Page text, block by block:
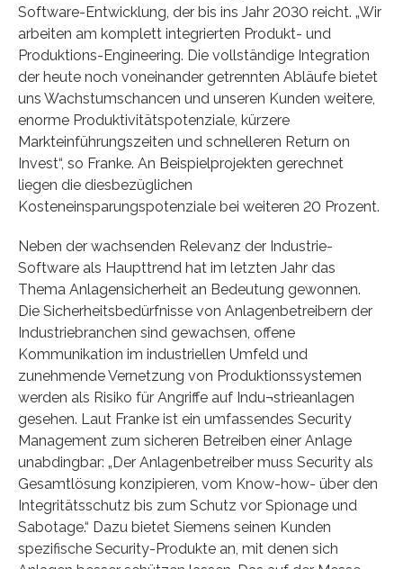
Software-Entwicklung, der bis ins Jahr 2030 reicht. „Wir
arbeiten am komplett integrierten Produkt- und
Produktions-Engineering. Die vollständige Integration
der heute noch voneinander getrennten Abläufe bietet
uns Wachstumschancen und unseren Kunden weitere,
enorme Produktivitätspotenziale, kürzere
Markteinführungszeiten und schnelleren Return on
Invest“, so Franke. An Beispielprojekten gerechnet
liegen die diesbezüglichen
Kosteneinsparungspotenziale bei weiteren 20 Prozent.
Neben der wachsenden Relevanz der Industrie-
Software als Haupttrend hat im letzten Jahr das
Thema Anlagensicherheit an Bedeutung gewonnen.
Die Sicherheitsbedürfnisse von Anlagenbetreibern der
Industriebranchen sind gewachsen, offene
Kommunikation im industriellen Umfeld und
zunehmende Vernetzung von Produktionssystemen
werden als Risiko für Angriffe auf Indu¬strieanlagen
gesehen. Laut Franke ist ein umfassendes Security
Management zum sicheren Betreiben einer Anlage
unabdingbar: „Der Anlagenbetreiber muss Security als
Gesamtlösung konzipieren, vom Know-how- über den
Integritätsschutz bis zum Schutz vor Spionage und
Sabotage.“ Dazu bietet Siemens seinen Kunden
spezifische Security-Produkte an, mit denen sich